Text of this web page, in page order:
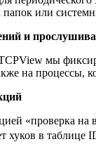
или
и
мы
на процессы,
«проверка
хуков в